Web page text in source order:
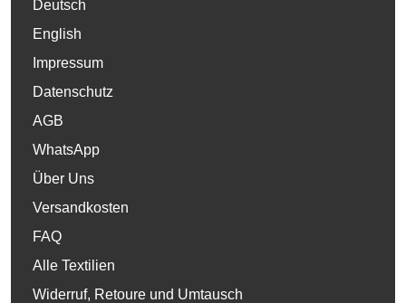
Deutsch
English
Impressum
Datenschutz
AGB
WhatsApp
Über Uns
Versandkosten
FAQ
Alle Textilien
Widerruf, Retoure und Umtausch